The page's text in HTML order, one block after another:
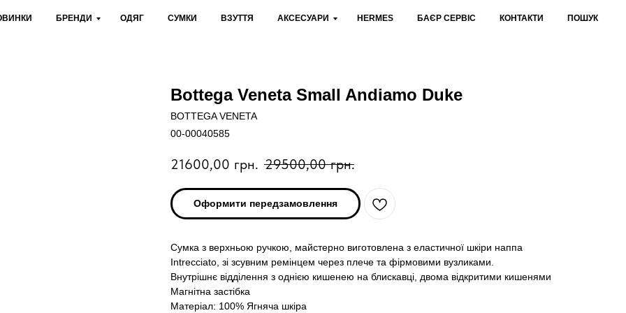
БРЕНДИ ОДЯГ СУМКИ ВЗУТТЯ АКСЕСУАРИ HERMES БАЄР СЕРВІС КОНТАКТИ ПОШУК
Bottega Veneta Small Andiamo Duke
BOTTEGA VENETA
00-00040585
21600,00 грн. 29500,00 грн.
Оформити передзамовлення
Сумка з верхньою ручкою, майстерно виготовлена з еластичної шкіри наппа
Intrecciato, зі зсувним ремінцем через плече та фірмовими вузликами.
Внутрішнє відділення з однією кишенею на блискавці, двома відкритими кишенями
Магнітна застібка
Матеріал: 100% Ягняча шкіра